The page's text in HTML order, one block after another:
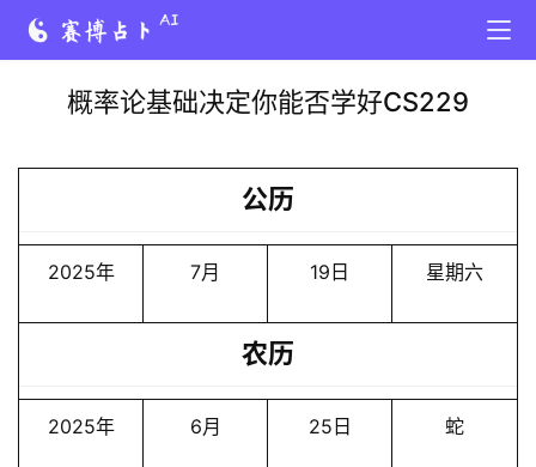
概率论基础决定你能否学好CS229
公历
2025年 7月 19日 星期六
农历
2025年 6月 25日 蛇